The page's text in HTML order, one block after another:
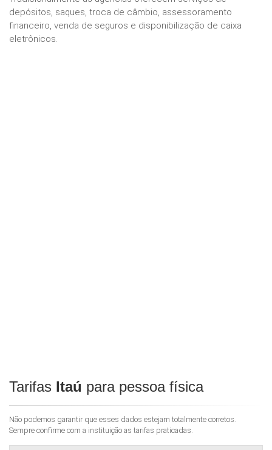
depósitos, saques, troca de câmbio, assessoramento
financeiro, venda de seguros e disponibilização de caixa
eletrônicos.
Tarifas Itaú para pessoa física
Não podemos garantir que esses dados estejam totalmente corretos.
Sempre confirme com a instituição as tarifas praticadas.